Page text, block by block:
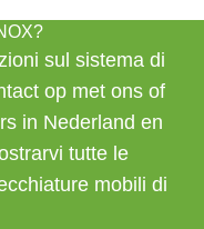
sul sistema di
opmet ons of
in Nederland en
tutte le
mobili di